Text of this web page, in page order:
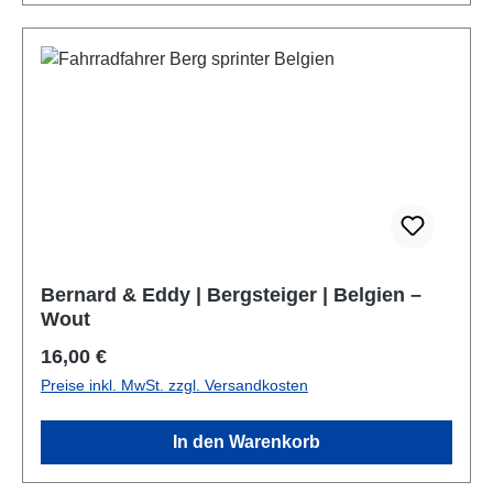
Bernard & Eddy | Bergsteiger | Belgien –
Wout
Regulärer Preis:
16,00 €
Preise inkl. MwSt. zzgl. Versandkosten
In den Warenkorb